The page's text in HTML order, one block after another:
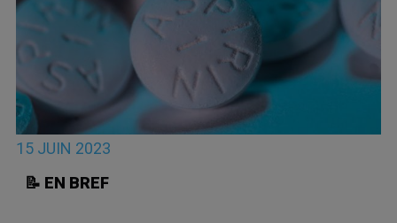
15 JUIN 2023
📝 EN BREF